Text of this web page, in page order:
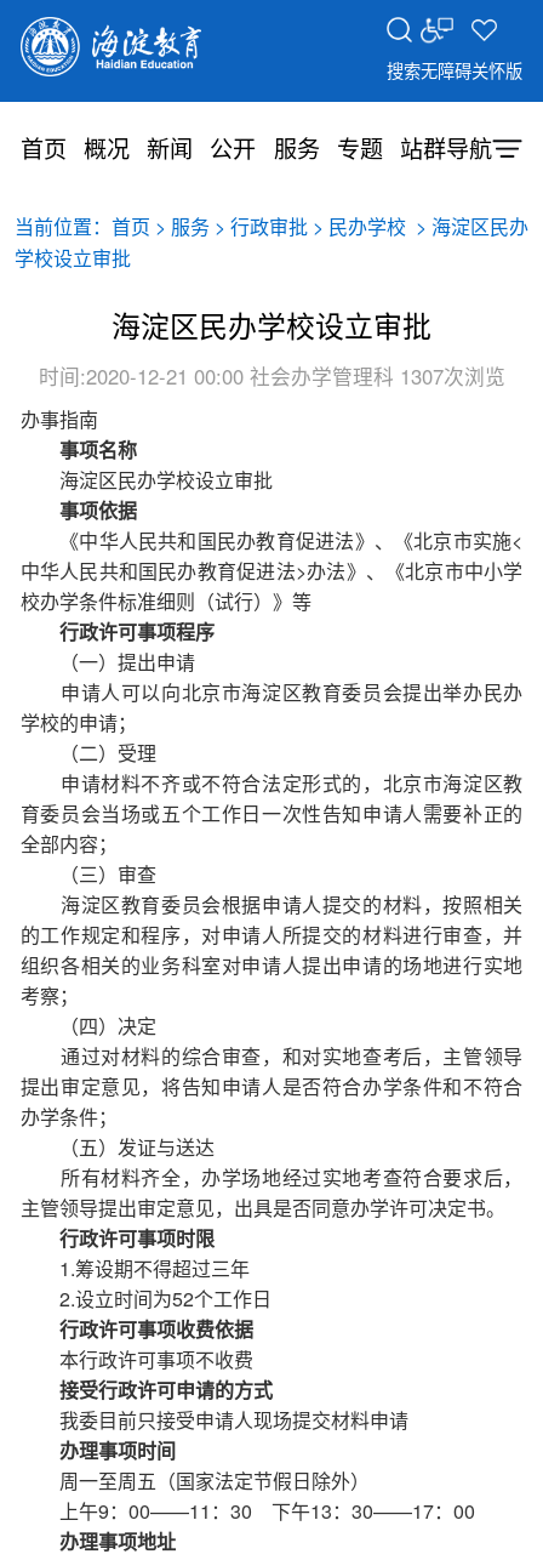
搜索无障碍关怀版
首页 概况 新闻 公开 服务 专题 站群导航
当前位置： 首页 > 服务> 行政审批> 民办学校> 海淀区民办
学校设立审批
海淀区民办学校设立审批
时间:2020-12-21 00:00 社会办学管理科 1307次浏览
办事指南
事项名称
海淀区民办学校设立审批
事项依据
《中华人民共和国民办教育促进法》、《北京市实施<
中华人民共和国民办教育促进法>办法》、《北京市中小学
校办学条件标准细则（试行）》等
行政许可事项程序
（一）提出申请
申请人可以向北京市海淀区教育委员会提出举办民办
学校的申请；
（二）受理
申请材料不齐或不符合法定形式的，北京市海淀区教
育委员会当场或五个工作日一次性告知申请人需要补正的
全部内容；
（三）审查
海淀区教育委员会根据申请人提交的材料，按照相关
的工作规定和程序，对申请人所提交的材料进行审查，并
组织各相关的业务科室对申请人提出申请的场地进行实地
考察；
（四）决定
通过对材料的综合审查，和对实地查考后，主管领导
提出审定意见，将告知申请人是否符合办学条件和不符合
办学条件；
（五）发证与送达
所有材料齐全，办学场地经过实地考查符合要求后，
主管领导提出审定意见，出具是否同意办学许可决定书。
行政许可事项时限
1.筹设期不得超过三年
2.设立时间为52个工作日
行政许可事项收费依据
本行政许可事项不收费
接受行政许可申请的方式
我委目前只接受申请人现场提交材料申请
办理事项时间
周一至周五（国家法定节假日除外）
上午9：00——11：30 下午13：30——17：00
办理事项地址